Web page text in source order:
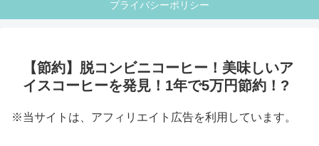
プライバシーポリシー
【節約】脱コンビニコーヒー！美味しいア
イスコーヒーを発見！1年で5万円節約！?
※当サイトは、アフィリエイト広告を利用しています。